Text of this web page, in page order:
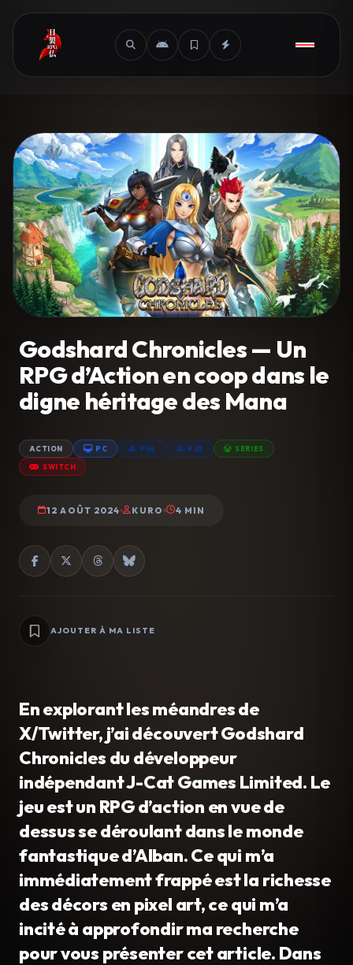
Godshard Chronicles — Un
RPG d’Action en coop dans le
digne héritage des Mana
ACTION PC PS4 PS5 SERIES
SWITCH
12 AOÛT 2024 KURO 4 MIN
AJOUTER À MA LISTE
En explorant les méandres de
X/Twitter, j’ai découvert Godshard
Chronicles du développeur
indépendant J-Cat Games Limited. Le
jeu est un RPG d’action en vue de
dessus se déroulant dans le monde
fantastique d’Alban. Ce qui m’a
immédiatement frappé est la richesse
des décors en pixel art, ce qui m’a
incité à approfondir ma recherche
pour vous présenter cet article. Dans